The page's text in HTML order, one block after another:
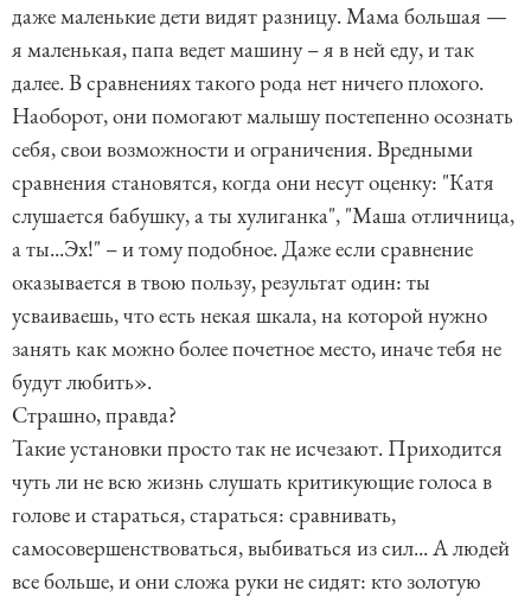
даже маленькие дети видят разницу. Мама большая —
я маленькая, папа ведет машину – я в ней еду, и так
далее. В сравнениях такого рода нет ничего плохого.
Наоборот, они помогают малышу постепенно осознать
себя, свои возможности и ограничения. Вредными
сравнения становятся, когда они несут оценку: "Катя
слушается бабушку, а ты хулиганка", "Маша отличница,
а ты...Эх!" – и тому подобное. Даже если сравнение
оказывается в твою пользу, результат один: ты
усваиваешь, что есть некая шкала, на которой нужно
занять как можно более почетное место, иначе тебя не
будут любить».
Страшно, правда?
Такие установки просто так не исчезают. Приходится
чуть ли не всю жизнь слушать критикующие голоса в
голове и стараться, стараться: сравнивать,
самосовершенствоваться, выбиваться из сил... А людей
все больше, и они сложа руки не сидят: кто золотую